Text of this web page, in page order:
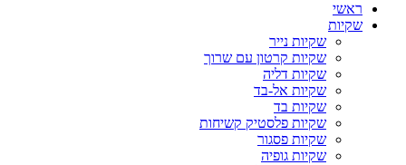
ראשי
שקיות
שקיות נייר
שקיות קרטון עם שרוך
שקיות דליה
שקיות אל-בד
שקיות בד
שקיות פלסטיק קשיחות
שקיות פסגור
שקיות גופיה